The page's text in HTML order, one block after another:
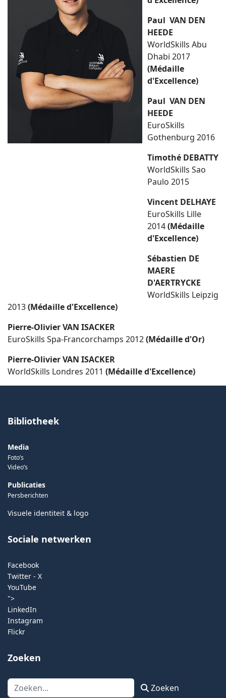
Paul VAN DEN
HEEDE
WorldSkills Abu
Dhabi 2017
(Médaille
d'Excellence)
Paul VAN DEN
HEEDE
EuroSkills
Gothenburg 2016
Timothé DEBATTY
WorldSkills Sao
Paulo 2015
Vincent DELHAYE
EuroSkills Lille
2014(Médaille
d'Excellence)
Sébastien DE
MAERE
D'AERTRYCKE
WorldSkills Leipzig
2013(Médaille d'Excellence)
Pierre-Olivier VAN ISACKER
EuroSkills Spa-Francorchamps 2012(Médaille d'Or)
Pierre-Olivier VAN ISACKER
WorldSkills Londres 2011 (Médaille d'Excellence)
Bibliotheek
Media
Foto’s
Video’s
Publicaties
Persberichten
Visuele identiteit & logo
Sociale netwerken
Facebook
Twitter - X
YouTube
">
LinkedIn
Instagram
Flickr
Zoeken
Zoeken Zoeken